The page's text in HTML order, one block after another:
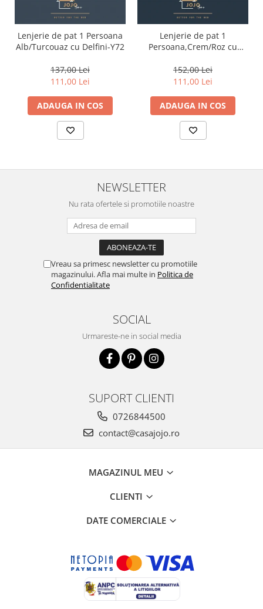
Lenjerie de pat 1 Persoana
Alb/Turcouaz cu Delfini-Y72
137,00 Lei
111,00 Lei
ADAUGA IN COS
Lenjerie de pat 1
Persoana,Crem/Roz cu
152,00 Lei
111,00 Lei
ADAUGA IN COS
NEWSLETTER
Nu rata ofertele si promotiile noastre
Vreau sa primesc newsletter cu promotiile
magazinului. Afla mai multe in Politica de
Confidentialitate
SOCIAL
Urmareste-ne in social media
SUPORT CLIENTI
0726844500
contact@casajojo.ro
MAGAZINUL MEU
CLIENTI
DATE COMERCIALE